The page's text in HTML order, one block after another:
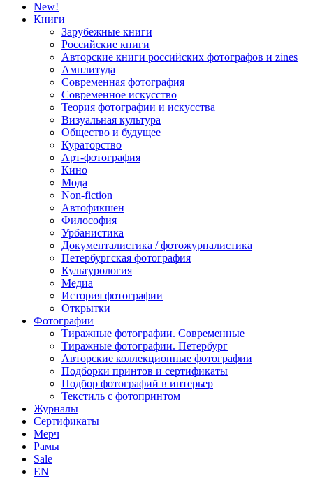
New!
Книги
Зарубежные книги
Российские книги
Авторские книги российских фотографов и zines
Амплитуда
Современная фотография
Современное искусство
Теория фотографии и искусства
Визуальная культура
Общество и будущее
Кураторство
Арт-фотография
Кино
Мода
Non-fiction
Автофикшен
Философия
Урбанистика
Документалистика / фотожурналистика
Петербургская фотография
Культурология
Медиа
История фотографии
Открытки
Фотографии
Тиражные фотографии. Современные
Тиражные фотографии. Петербург
Авторские коллекционные фотографии
Подборки принтов и сертификаты
Подбор фотографий в интерьер
Текстиль с фотопринтом
Журналы
Сертификаты
Мерч
Рамы
Sale
EN